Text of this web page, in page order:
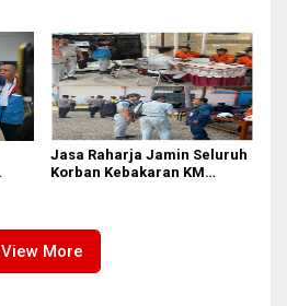
Jasa Raharja Jamin Seluruh
Korban Kebakaran KM
View More